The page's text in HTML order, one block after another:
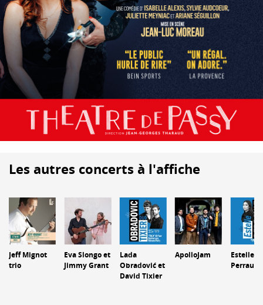
Les autres concerts à l'affiche
Jeff Mignot
trio
Eva Slongo et
Jimmy Grant
Lada
Obradović et
David Tixier
ApolloJam
Estelle
Perrault